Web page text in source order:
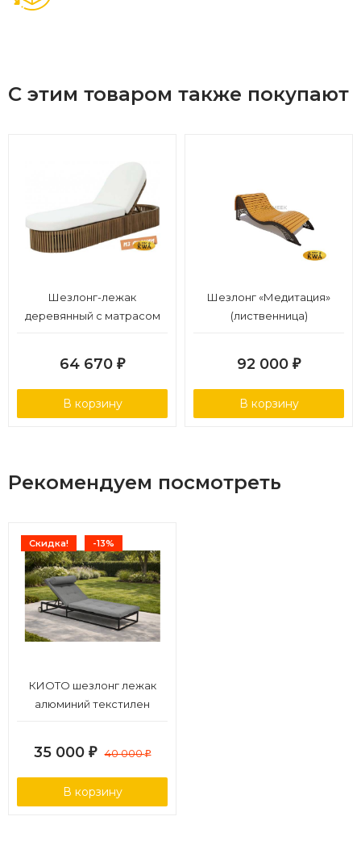
Вид мебели: Шезлонг
С этим товаром также покупают
Шезлонг-лежак
деревянный с матрасом
64 670 ₽
В корзину
Шезлонг «Медитация»
(лиственница)
92 000 ₽
В корзину
Рекомендуем посмотреть
Скидка! -13%
КИОТО шезлонг лежак
алюминий текстилен
35 000 ₽ 40 000₽
В корзину